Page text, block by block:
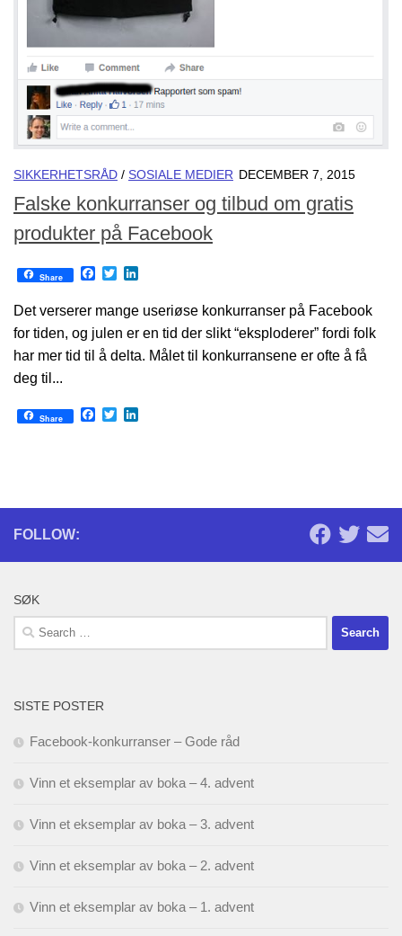
SIKKERHETSRÅD / SOSIALE MEDIER DECEMBER 7, 2015
Falske konkurranser og tilbud om gratis
produkter på Facebook
Share Facebook
Twitter
Det verserer mange useriøse konkurranser på Facebook
for tiden, og julen er en tid der slikt “eksploderer” fordi folk
har mer tid til å delta. Målet til konkurransene er ofte å få
deg til...
Share Facebook
Twitter
FOLLOW:
SØK
Search
for:
SISTE POSTER
Facebook-konkurranser – Gode råd
Vinn et eksemplar av boka – 4. advent
Vinn et eksemplar av boka – 3. advent
Vinn et eksemplar av boka – 2. advent
Vinn et eksemplar av boka – 1. advent